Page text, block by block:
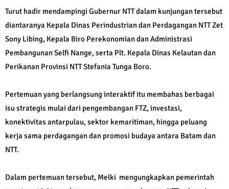
Turut hadir mendampingi Gubernur NTT dalam kunjungan tersebut
diantaranya Kepala Dinas Perindustrian dan Perdagangan NTT Zet
Sony Libing, Kepala Biro Perekonomian dan Administrasi
Pembangunan Selfi Nange, serta Plt. Kepala Dinas Kelautan dan
Perikanan Provinsi NTT Stefania Tunga Boro.
Pertemuan yang berlangsung interaktif itu membahas berbagai
isu strategis mulai dari pengembangan FTZ, investasi,
konektivitas antarpulau, sektor kemaritiman, hingga peluang
kerja sama perdagangan dan promosi budaya antara Batam dan
NTT.
Dalam pertemuan tersebut, Melki mengungkapkan pemerintah